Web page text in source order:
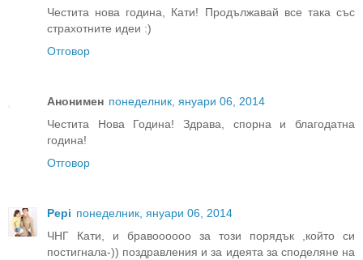
Честита нова година, Кати! Продължавай все така със
страхотните идеи :)
Отговор
Анонимен понеделник, януари 06, 2014
Честита Нова Година! Здрава, спорна и благодатна
година!
Отговор
Pepi понеделник, януари 06, 2014
ЧНГ Кати, и бравоооооо за този порядък ,който си
постигнала-)) поздравления и за идеята за споделяне на